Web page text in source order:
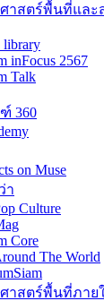
าสตร์พื้นที่และ
library
inFocus 2567
Talk
360
on Muse
า
Culture
Core
The World
าสตร์พื้นที่ภาย